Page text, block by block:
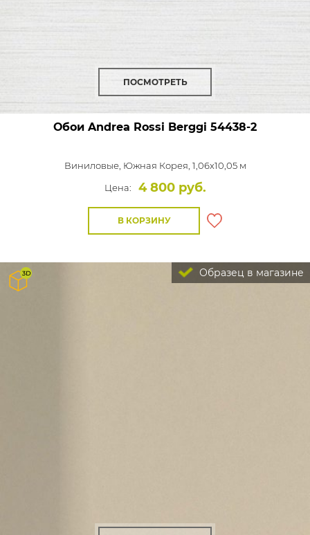
ПОСМОТРЕТЬ
Обои Andrea Rossi Berggi 54438-2
Виниловые, Южная Корея, 1,06x10,05 м
Цена:
4 800 руб.
В КОРЗИНУ
Образец в магазине